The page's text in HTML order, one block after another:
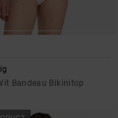
Bandeau Bikinitop